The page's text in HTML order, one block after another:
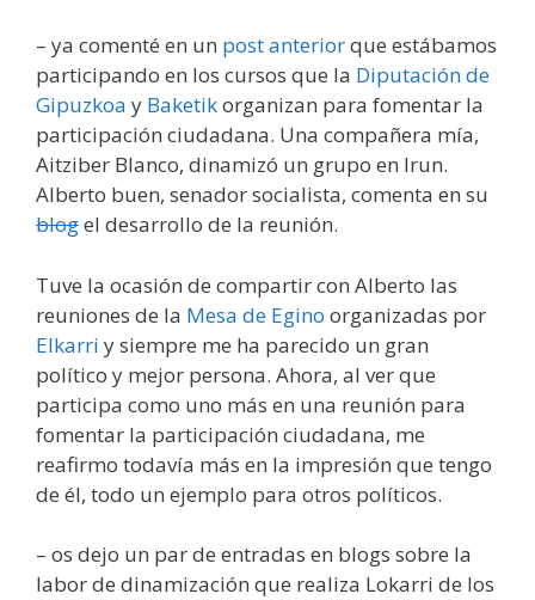
– ya comenté en un post anteriorque estábamos
participando en los cursos que la Diputación de
Gipuzkoa y Baketikorganizan para fomentar la
participación ciudadana. Una compañera mía,
Aitziber Blanco, dinamizó un grupo en Irun.
Alberto buen, senador socialista, comenta en su
blogel desarrollo de la reunión.
Tuve la ocasión de compartir con Alberto las
reuniones de la Mesa de Egino organizadas por
Elkarri y siempre me ha parecido un gran
político y mejor persona. Ahora, al ver que
participa como uno más en una reunión para
fomentar la participación ciudadana, me
reafirmo todavía más en la impresión que tengo
de él, todo un ejemplo para otros políticos.
– os dejo un par de entradas en blogs sobre la
labor de dinamización que realiza Lokarri de los